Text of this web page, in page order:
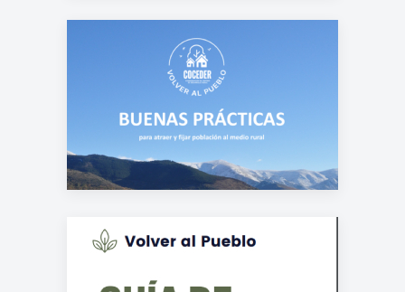
Guía de Buenas
Prácticas Volver al
pueblo 2023
Guía de Buenas